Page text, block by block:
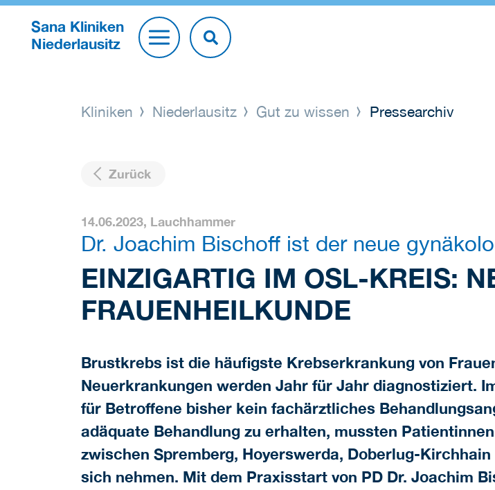
Sana Kliniken
Niederlausitz
Kliniken Niederlausitz Gut zu wissen Pressearchiv
Zurück
14.06.2023, Lauchhammer
Dr. Joachim Bischoff ist der neue
EINZIGARTIG IM OSL-KREIS:
FRAUENHEILKUNDE
Brustkrebs ist die häufigste Krebserkrankung von
Neuerkrankungen werden Jahr für Jahr diagnostiziert.
für Betroffene bisher kein fachärztliches
adäquate Behandlung zu erhalten, mussten
zwischen Spremberg, Hoyerswerda, Doberlug-
sich nehmen. Mit dem Praxisstart von PD Dr. Joachim